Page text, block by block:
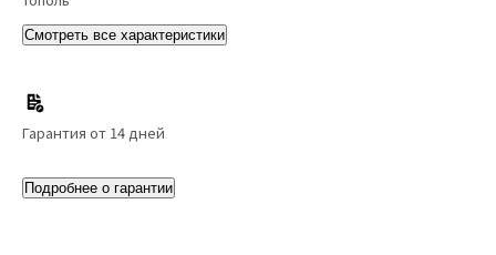
Смотреть все характеристики
Гарантия от 14 дней
Подробнее о гарантии